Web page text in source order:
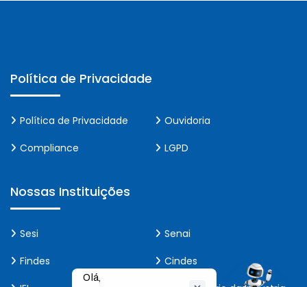
Política de Privacidade
Política de Privacidade
Ouvidoria
Compliance
LGPD
Nossas Instituições
Sesi
Senai
Findes
Cindes
Olá,